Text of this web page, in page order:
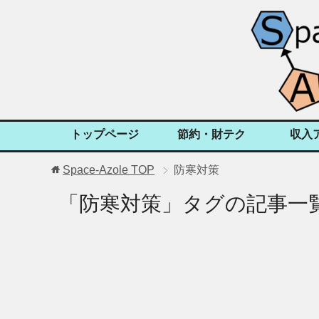
トップページ 節約・財テク 収入
Space-Azole TOP 防寒対策
「防寒対策」タグの記事一